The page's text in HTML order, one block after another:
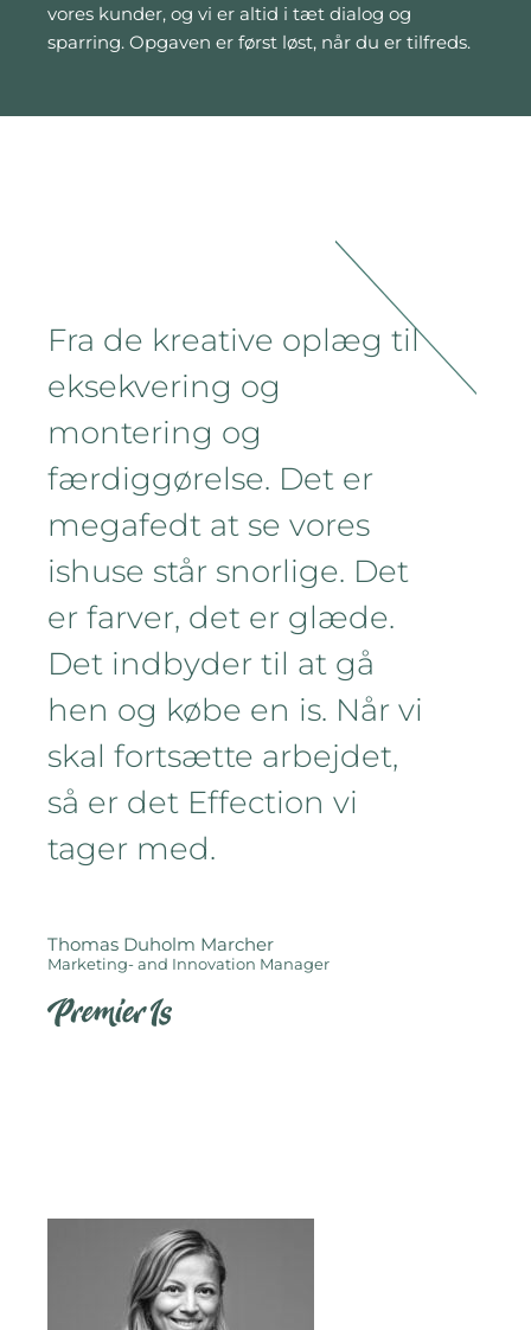
vores kunder, og vi er altid i tæt dialog og
sparring. Opgaven er først løst, når du er tilfreds.
Fra de kreative oplæg til
eksekvering og
montering og
færdiggørelse. Det er
megafedt at se vores
ishuse står snorlige. Det
er farver, det er glæde.
Det indbyder til at gå
hen og købe en is. Når vi
skal fortsætte arbejdet,
så er det Effection vi
tager med.
Thomas Duholm Marcher
Marketing- and Innovation Manager